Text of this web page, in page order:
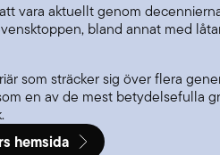
vara aktuellt genom
bland annat med
som sträcker sig över flera
en av de mest betydelsefulla
hemsida